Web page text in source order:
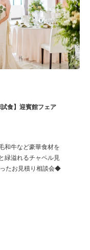
食】迎賓館フェア
和牛など豪華食材を
緑溢れるチャペル見
たお見積り相談会◆